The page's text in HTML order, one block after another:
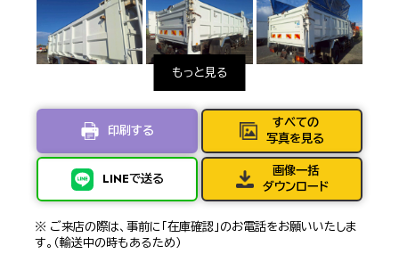
印刷する
LINEで送る
すべての
写真を見る
画像一括
ダウンロード
※ ご来店の際は、事前に「在庫確認」のお電話をお願いいたしま
す。（輸送中の時もあるため）